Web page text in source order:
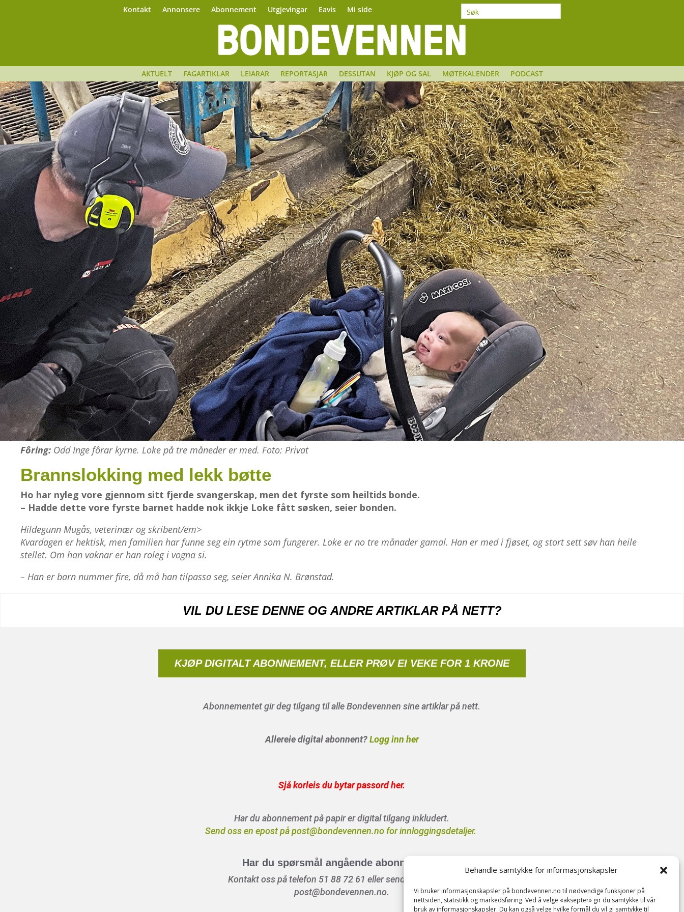
Behandle samtykke for informasjonskapsler
Vi bruker informasjonskapsler på bondevennen.no til nødvendige funksjoner på
nettsiden, statistikk og markedsføring. Ved å velge «aksepter» gir du samtykke til vår
bruk av informasjonskapsler. Du kan også velge hvilke formål du vil gi samtykke til
Kontakt Annonsere Abonnement Utgjevingar Eavis Mi side
AKTUELT FAGARTIKLAR LEIARAR REPORTASJAR DESSUTAN KJØP OG SAL MØTEKALENDER PODCAST
Fôring: Odd Inge fôrar kyrne. Loke på tre måneder er med. Foto: Privat
Brannslokking med lekk bøtte
Ho har nyleg vore gjennom sitt fjerde svangerskap, men det fyrste som heiltids bonde.
– Hadde dette vore fyrste barnet hadde nok ikkje Loke fått søsken, seier bonden.
Hildegunn Mugås, veterinær og skribent/em>
Kvardagen er hektisk, men familien har funne seg ein rytme som fungerer. Loke er no tre månader gamal. Han er med i fjøset, og stort sett søv han heile
stellet. Om han vaknar er han roleg i vogna si.
– Han er barn nummer fire, då må han tilpassa seg, seier Annika N. Brønstad.
VIL DU LESE DENNE OG ANDRE ARTIKLAR PÅ NETT?
KJØP DIGITALT ABONNEMENT, ELLER PRØV EI VEKE FOR 1 KRONE
Abonnementet gir deg tilgang til alle Bondevennen sine artiklar på nett.
Allereie digital abonnent?Logg inn her
Sjå korleis du bytar passord her.
Har du abonnement på papir er digital tilgang inkludert.
Send oss en epost på post@bondevennen.no for innloggingsdetaljer.
Har du spørsmål angående abonnement?
Kontakt oss på telefon 51 88 72 61 eller send ein e-post til
post@bondevennen.no.